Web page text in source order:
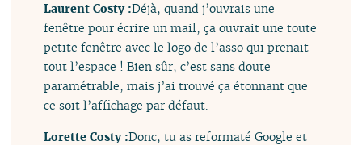
Laurent Costy :Déjà, quand j’ouvrais une
fenêtre pour écrire un mail, ça ouvrait une toute
petite fenêtre avec le logo de l’asso qui prenait
tout l’espace ! Bien sûr, c’est sans doute
paramétrable, mais j’ai trouvé ça étonnant que
ce soit l’affichage par défaut.
Lorette Costy :Donc, tu as reformaté Google et